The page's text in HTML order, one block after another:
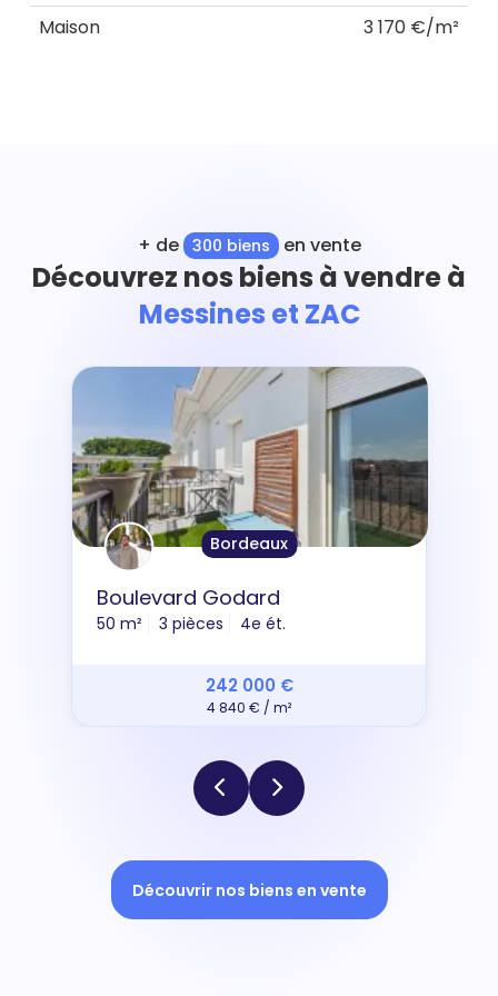
Maison 3 170 €/m²
+ de 300 biens en vente
Découvrez nos biens à vendre à
Messines et ZAC
Bordeaux
Boulevard Godard
50 m² 3 pièces 4e ét.
242 000 €
4 840 € / m²
Découvrir nos biens en vente